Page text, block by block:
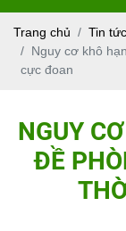
Trang chủ
Tin tức
Nguy cơ khô
cực đoan
NGUY
ĐỀ